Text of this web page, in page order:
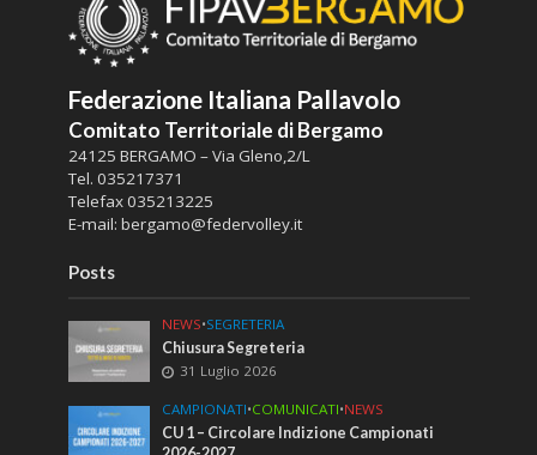
Federazione Italiana Pallavolo
Comitato Territoriale di Bergamo
24125 BERGAMO – Via Gleno,2/L
Tel. 035217371
Telefax035213225
E-mail: bergamo@federvolley.it
Posts
NEWS•SEGRETERIA
Chiusura Segreteria
31 Luglio 2026
CAMPIONATI•COMUNICATI•NEWS
CU 1 – Circolare Indizione Campionati